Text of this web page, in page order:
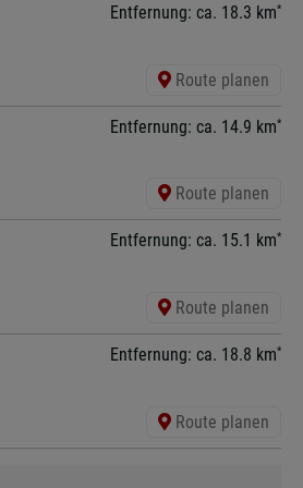
Entfernung: ca. 18.3 km*
Route planen
Entfernung: ca. 14.9 km*
Route planen
Entfernung: ca. 15.1 km*
Route planen
Entfernung: ca. 18.8 km*
Route planen